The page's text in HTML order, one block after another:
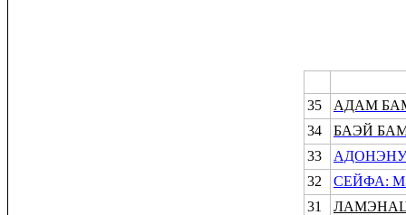
35
АДАМ
34
БАЭЙ
33
32
СЕЙФА:
31